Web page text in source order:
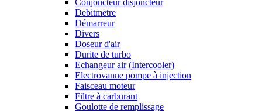
Conjoncteur disjoncteur
Debitmetre
Démarreur
Divers
Doseur d'air
Durite de turbo
Echangeur air (Intercooler)
Electrovanne pompe à injection
Faisceau moteur
Filtre à carburant
Goulotte de remplissage